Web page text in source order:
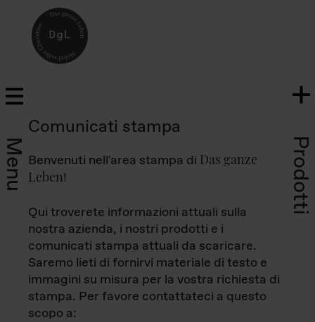
Menu Prodotti
Comunicati stampa
Benvenuti nell'area stampa di Das ganze
Leben!
Qui troverete informazioni attuali sulla
nostra azienda, i nostri prodotti e i
comunicati stampa attuali da scaricare.
Saremo lieti di fornirvi materiale di testo e
immagini su misura per la vostra richiesta di
stampa. Per favore contattateci a questo
scopo a: